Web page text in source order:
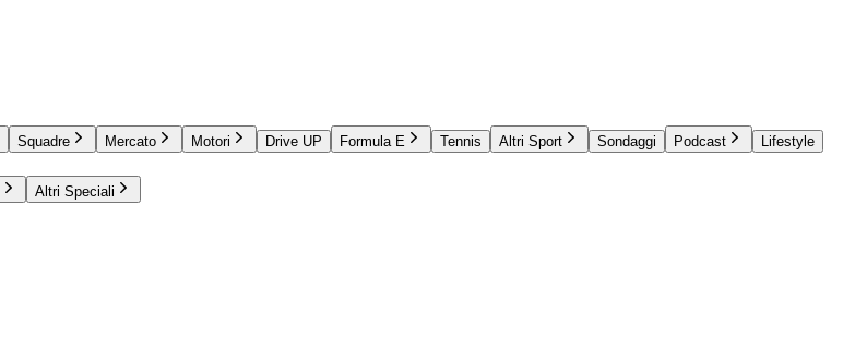
Squadre Mercato Motori Drive UP Formula E Tennis Altri Sport Sondaggi Podcast
Lifestyle
Altri Speciali